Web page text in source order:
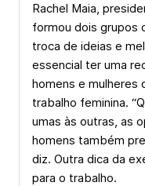
Rachel Maia,
formou dois grupos
troca de ideias e
essencial ter uma
homens e mulheres
trabalho feminina.
umas às outras, as
homens também
diz. Outra dica da
para o trabalho.